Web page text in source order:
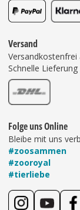
Versand
Versandkostenfrei
Schnelle Lieferung
Folge uns Online
Bleibe mit uns
#zoosammen
#zooroyal
#tierliebe